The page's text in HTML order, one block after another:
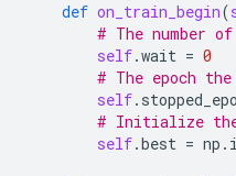
def on_train_begin(
# The number
self.wait = 0
# The epoch
self.
# Initialize
self.best = np .